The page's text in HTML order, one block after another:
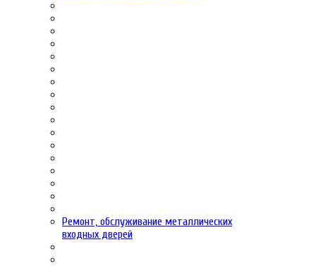
Ремонт, обслуживание металлических
входных дверей